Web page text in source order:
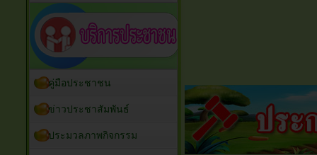
คู่มือประชาชน
ข่าวประชาสัมพันธ์
ประมวลภาพกิจกรรม